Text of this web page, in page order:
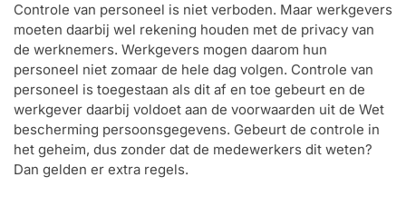
Controle van personeel is niet verboden. Maar werkgevers
moeten daarbij wel rekening houden met de privacy van
de werknemers. Werkgevers mogen daarom hun
personeel niet zomaar de hele dag volgen. Controle van
personeel is toegestaan als dit af en toe gebeurt en de
werkgever daarbij voldoet aan de voorwaarden uit de Wet
bescherming persoonsgegevens. Gebeurt de controle in
het geheim, dus zonder dat de medewerkers dit weten?
Dan gelden er extra regels.